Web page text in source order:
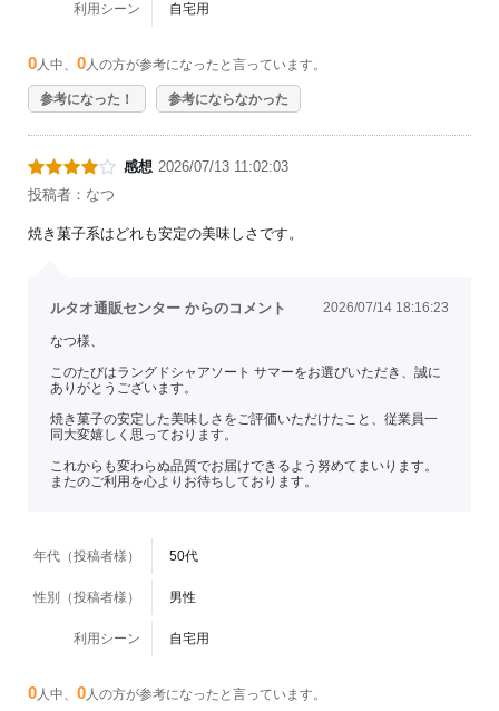
利用シーン 自宅用
0 人中、 0 人の方が参考になったと言っています。
参考になった！ 参考にならなかった
感想 2026/07/13 11:02:03
投稿者：なつ
焼き菓子系はどれも安定の美味しさです。
ルタオ通販センター からのコメント 2026/07/14 18:16:23
なつ様、
このたびはラングドシャアソート サマーをお選びいただき、誠に
ありがとうございます。
焼き菓子の安定した美味しさをご評価いただけたこと、従業員一
同大変嬉しく思っております。
これからも変わらぬ品質でお届けできるよう努めてまいります。
またのご利用を心よりお待ちしております。
年代（投稿者様） 50代
性別（投稿者様） 男性
利用シーン 自宅用
0 人中、 0 人の方が参考になったと言っています。